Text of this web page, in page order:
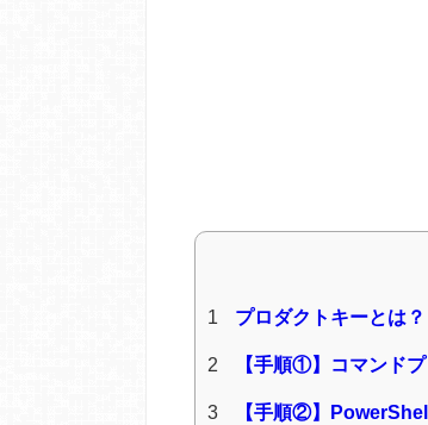
1 プロダクトキーとは？
2 【手順①】コマンド
3 【手順②】